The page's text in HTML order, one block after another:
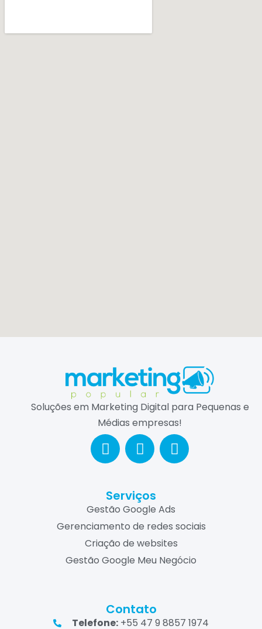
Soluções em Marketing Digital para Pequenas e
Médias empresas!
Serviços
Gestão Google Ads
Gerenciamento de redes sociais
Criação de websites
Gestão Google Meu Negócio
Contato
Telefone:+55 47 9 8857 1974